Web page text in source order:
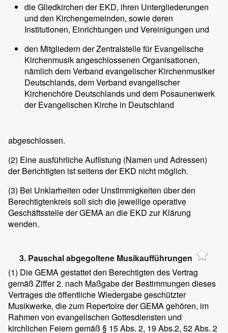
die Gliedkirchen der EKD, ihren Untergliederungen
und den Kirchengemeinden, sowie deren
Institutionen, Einrichtungen und Vereinigungen und
den Mitgliedern der Zentralstelle für Evangelische
Kirchenmusik angeschlossenen Organisationen,
nämlich dem Verband evangelischer Kirchenmusiker
Deutschlands, dem Verband evangelischer
Kirchenchöre Deutschlands und dem Posaunenwerk
der Evangelischen Kirche in Deutschland
abgeschlossen.
(2) Eine ausführliche Auflistung (Namen und Adressen)
der Berichtigten ist seitens der EKD nicht möglich.
(3) Bei Unklarheiten oder Unstimmigkeiten über den
Berechtigtenkreis soll sich die jeweilige operative
Geschäftsstelle der GEMA an die EKD zur Klärung
wenden.
3. Pauschal abgegoltene Musikaufführungen
(1) Die GEMA gestattet den Berechtigten des Vertrag
gemäß Ziffer 2. nach Maßgabe der Bestimmungen dieses
Vertrages die öffentliche Wiedergabe geschützter
Musikwerke, die zum Repertoire der GEMA gehören, im
Rahmen von evangelischen Gottesdiensten und
kirchlichen Feiern gemäß § 15 Abs. 2, 19 Abs.2, 52 Abs. 2